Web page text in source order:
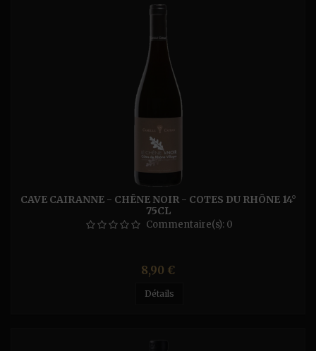
CAVE CAIRANNE - CHÊNE NOIR - COTES DU RHÔNE 14°
75CL
Commentaire(s): 0
Prix
8,90 €
Détails